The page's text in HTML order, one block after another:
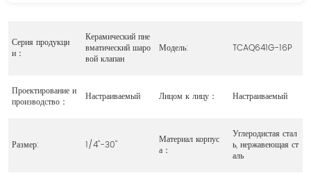
Серия продукци
и：
Керамический пне
вматический шаро
вой клапан
Модель: TCAQ641G-16P
Проектирование и
производство：
Настраиваемый Лицом к лицу： Настраиваемый
Размер: 1/4"-30"
Материал корпус
а：
Углеродистая стал
ь, нержавеющая ст
аль